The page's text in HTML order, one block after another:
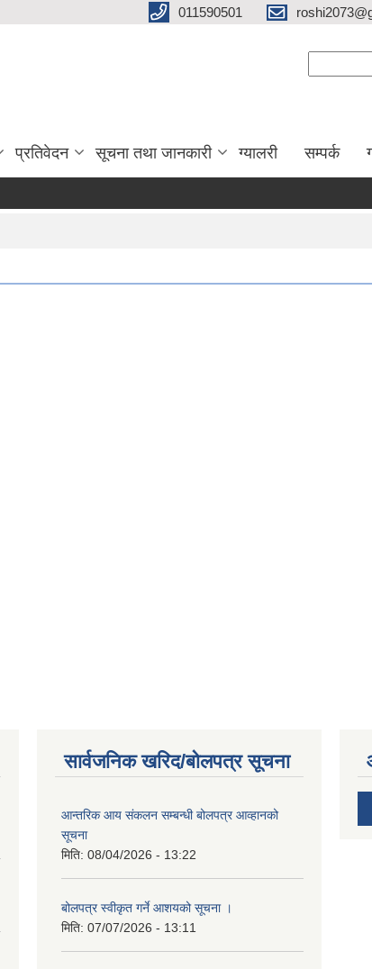
011590501
प्रतिवेदन सूचना तथा जानकारी ग्यालरी सम्पर्क
सार्वजनिक खरिद/बोलपत्र सूचना
आन्तरिक आय संकलन सम्बन्धी बोलपत्र आव्हानको
सूचना
मिति: 08/04/2026 - 13:22
बोलपत्र स्वीकृत गर्ने आशयको सूचना ।
मिति: 07/07/2026 - 13:11